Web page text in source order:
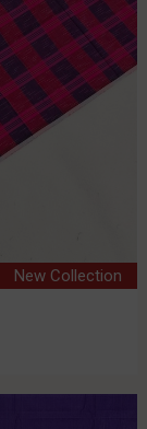
New Collection